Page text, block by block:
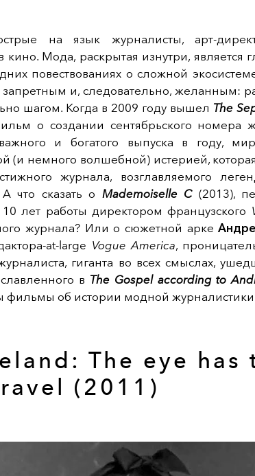
на язык журналисты, арт-
Мода, раскрытая изнутри, является
повествованиях о сложной
запретным и, следовательно, желанным:
шагом. Когда в 2009 году вышел The
о создании сентябрьского номера
и богатого выпуска в году,
(и немного волшебной) истерией,
журнала, возглавляемого
что сказать о Mademoiselle C(2013),
лет работы директором французского
журнала? Или о сюжетной арке
at-large Vogue America,
гиганта во всех смыслах,
в The Gospel according to
фильмы об истории модной
The eye has
(2011)